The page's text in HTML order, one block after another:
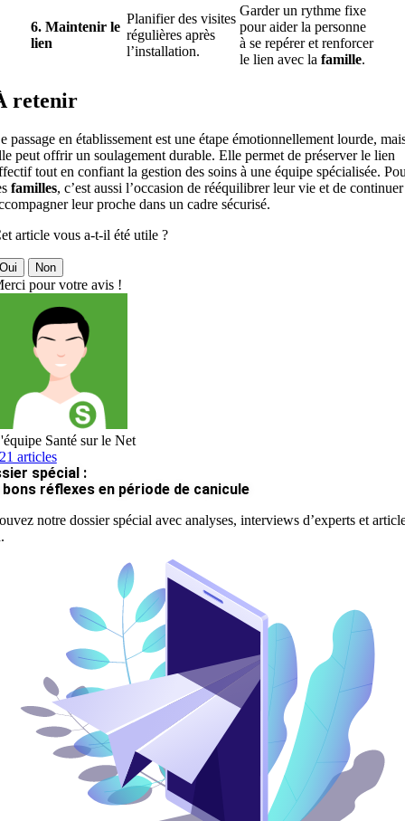
6. Maintenir le
lien
Planifier des visites
régulières après
l’installation.
Garder un rythme fixe
pour aider la personne
à se repérer et renforcer
le lien avec la famille.
retenir
passage en établissement est une étape émotionnellement lourde,
peut offrir un soulagement durable. Elle permet de préserver le lien
tout en confiant la gestion des soins à une équipe spécialisée.
familles, c’est aussi l’occasion de rééquilibrer leur vie et de continuer
leur proche dans un cadre sécurisé.
article vous a-t-il été utile ?
Non
pour votre avis !
Santé sur le Net
articles
spécial :
bons réflexes en période de canicule
notre dossier spécial avec analyses, interviews d’experts et